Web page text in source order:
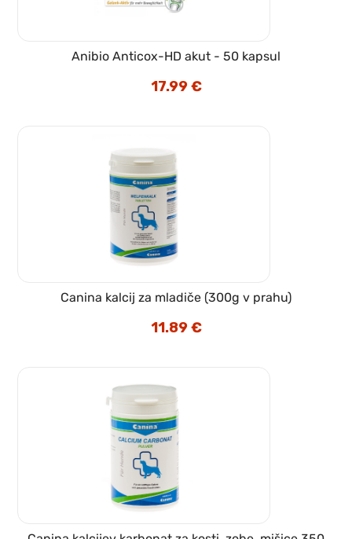
Anibio Anticox-HD akut - 50 kapsul
17.99€
Canina kalcij za mladiče (300g v prahu)
11.89€